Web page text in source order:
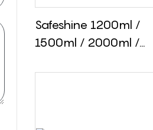
Safeshine 1200ml /
1500ml / 2000ml /